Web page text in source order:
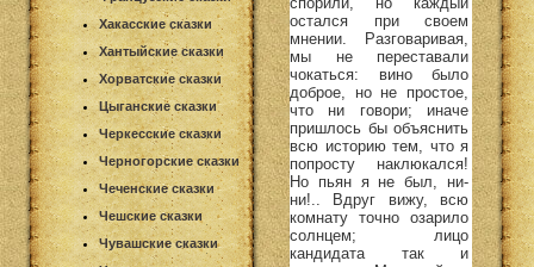
Хакасские сказки
Хантыйские сказки
Хорватские сказки
Цыганские сказки
Черкесские сказки
Черногорские сказки
Чеченские сказки
Чешские сказки
Чувашские сказки
остался при своем
мнении. Разговаривая,
мы не переставали
чокаться: вино было
доброе, но не простое,
что ни говори; иначе
пришлось бы объяснить
всю историю тем, что я
попросту наклюкался!
Но пьян я не был, ни-
ни!.. Вдруг вижу, всю
комнату точно озарило
солнцем; лицо
кандидата так и